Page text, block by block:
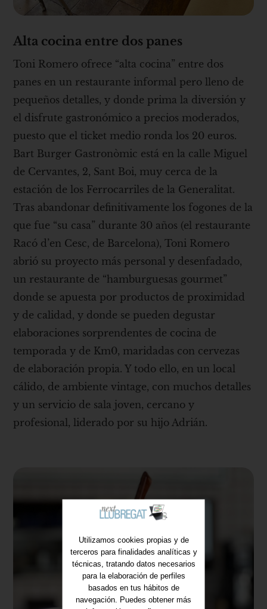
Alta cocina entre dos panes
Toni Romero ofrece “alta cocina” entre dos
panes en un restaurante informal pero lleno de
pequeños detalles, y donde prima la diversión y
el disfrute gastronómico a precios moderados,
puesto que el ticket medio ronda los 20 euros.
Bart Burger Gastronòmic está en la calle Miguel
de Cervantes, 2, Sant Boi, muy cerca de la
estación de los Ferrocarriles de la Generalitat.
Tras abandonar definitivamente los fogones de la
que fue “su casa” durante 30 años (el restaurante
Racó d’en Cesc, de Barcelona), Toni Romero
abrió su proyecto más personal y desenfadado,
un restaurante de “hamburguesas gourmet”
donde se apuesta por productos de proximidad
y de calidad, y donde se pueden degustar
elaboraciones sorprendentes de cocina de
temporada y de Km0, maridadas con cervezas
de elaboración propia. Y todo ello, en un local
cálido, de ambiente vintage, con muchos detalles
y un servicio de sala joven, cercano y
profesional, liderado por su hijo Adrián.
Utilizamos cookies propias y de
terceros para finalidades analíticas y
técnicas, tratando datos necesarios
para la elaboración de perfiles
basados en tus hábitos de
navegación. Puedes obtener más